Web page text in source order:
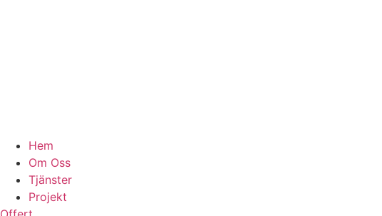
Hem
Om Oss
Tjänster
Projekt